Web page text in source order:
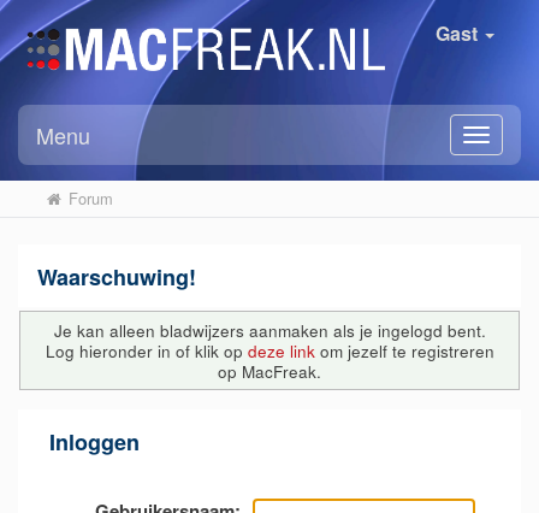
Gast
Menu
Forum
Waarschuwing!
Je kan alleen bladwijzers aanmaken als je ingelogd bent.
Log hieronder in of klik op deze link om jezelf te registreren
op MacFreak.
Inloggen